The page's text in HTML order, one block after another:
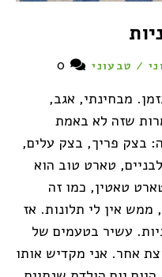
/ טבעוני 0
מבחינתי, אגב,
שזה לא באמת
בצק פריך, בצק עלים,
טארט טוב הוא
טאטין, כמו זה
ממש אין לי תלונות. אז
עשיר בטעמים של
אחר. אני מקדיש אותו